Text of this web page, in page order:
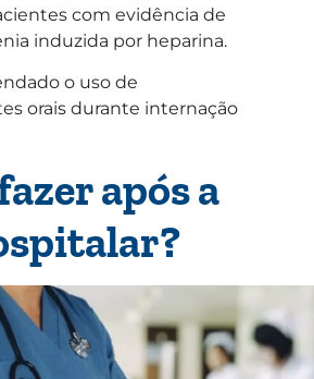
com evidência de
induzida por heparina.
o uso de
orais durante internação
após a